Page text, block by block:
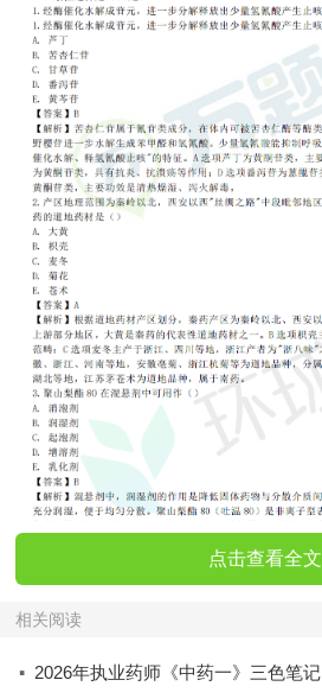
点击查看全文
相关阅读
· 2026年执业药师《中药一》三色笔记